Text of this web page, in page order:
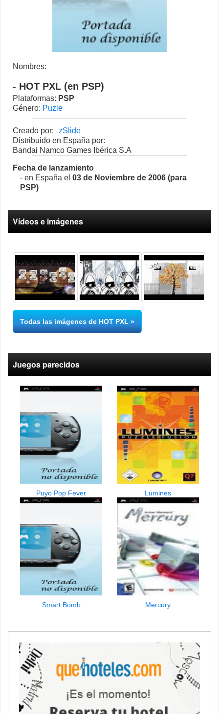
Nombres:
- HOT PXL (en PSP)
Plataformas: PSP
Género: Puzle
Creado por:
zSlide
Distribuido en España por:
Bandai Namco Games Ibérica S.A
Fecha de lanzamiento
- en España el 03 de Noviembre de 2006 (para
PSP)
Vídeos e imágenes
Todas las imágenes de HOT PXL
Juegos parecidos
Puyo Pop Fever Lumines
Smart Bomb Mercury